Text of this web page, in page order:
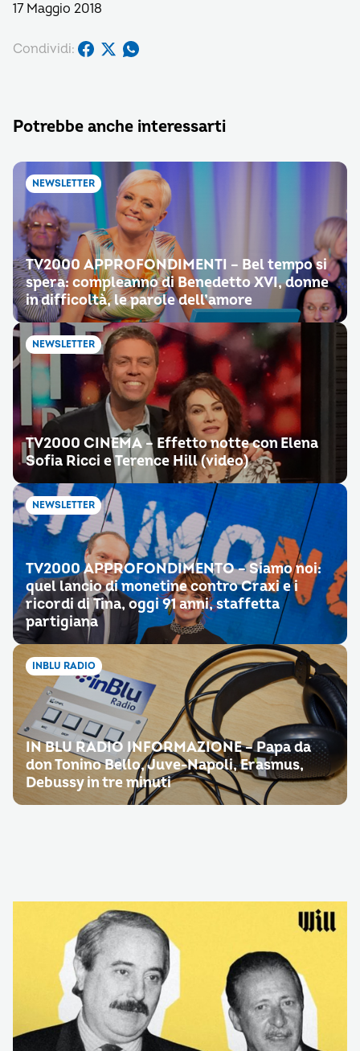
17 Maggio 2018
Condividi:
Potrebbe anche interessarti
NEWSLETTER
TV2000 APPROFONDIMENTI – Bel tempo si
spera: compleanno di Benedetto XVI, donne
in difficoltà, le parole dell’amore
NEWSLETTER
TV2000 CINEMA – Effetto notte con Elena
Sofia Ricci e Terence Hill (video)
NEWSLETTER
TV2000 APPROFONDIMENTO – Siamo noi:
quel lancio di monetine contro Craxi e i
ricordi di Tina, oggi 91 anni, staffetta
partigiana
INBLU RADIO
IN BLU RADIO INFORMAZIONE – Papa da
don Tonino Bello, Juve-Napoli, Erasmus,
Debussy in tre minuti